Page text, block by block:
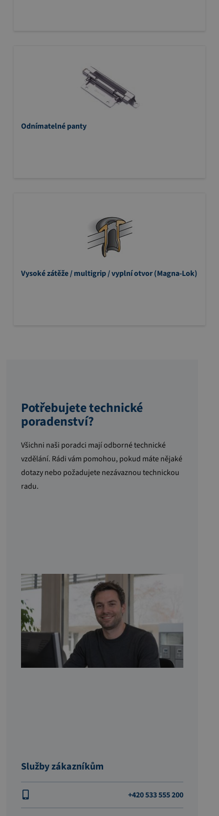
Odnímatelné panty
Vysoké zátěže / multigrip / vyplní otvor (Magna-Lok)
Potřebujete technické
poradenství?
Všichni naši poradci mají odborné technické
vzdělání. Rádi vám pomohou, pokud máte nějaké
dotazy nebo požadujete nezávaznou technickou
radu.
Služby zákazníkům
+420 533 555 200